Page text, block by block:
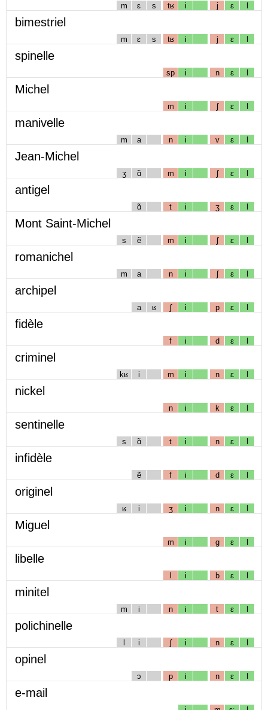
m ɛ s tʁ i j ɛ l
bimestriel
m ɛ s tʁ i j ɛ l
spinelle
sp i n ɛ l
Michel
m i ʃ ɛ l
manivelle
m a n i v ɛ l
Jean-Michel
ʒ ɑ̃ m i ʃ ɛ l
antigel
ɑ̃ t i ʒ ɛ l
Mont Saint-Michel
s ẽ m i ʃ ɛ l
romanichel
m a n i ʃ ɛ l
archipel
a ʁ ʃ i p ɛ l
fidèle
f i d ɛ l
criminel
kʁ i m i n ɛ l
nickel
n i k ɛ l
sentinelle
s ɑ̃ t i n ɛ l
infidèle
ẽ f i d ɛ l
originel
ʁ i ʒ i n ɛ l
Miguel
m i g ɛ l
libelle
l i b ɛ l
minitel
m i n i t ɛ l
polichinelle
l i ʃ i n ɛ l
opinel
ɔ p i n ɛ l
e-mail